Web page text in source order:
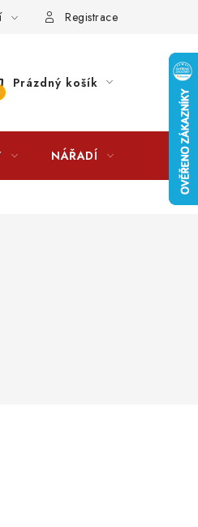
Doplňkové služby
Registrace
Prázdný košík
NÁŘADÍ